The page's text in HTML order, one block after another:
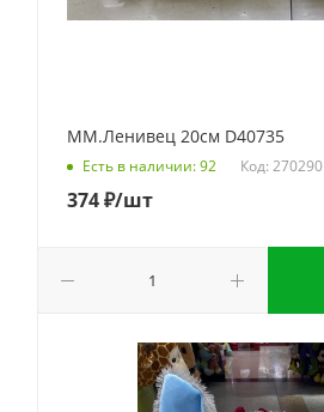
ММ.Ленивец 20см D40735
Есть в наличии: 92 Код: 270290
374₽/шт